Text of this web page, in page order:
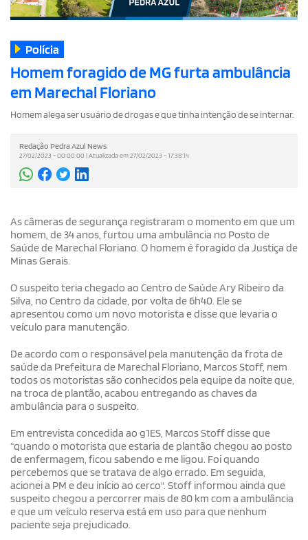
Polícia
Homem foragido de MG furta ambulância
em Marechal Floriano
Homem alega ser usuário de drogas e que tinha intenção de se internar.
Redação Pedra Azul News
27/02/2023 - 00:00:00 | Atualizada em 27/02/2023 - 17:38:14
As câmeras de segurança registraram o momento em que um
homem, de 34 anos, furtou uma ambulância no Posto de
Saúde de Marechal Floriano. O homem é foragido da Justiça de
Minas Gerais.
O suspeito teria chegado ao Centro de Saúde Ary Ribeiro da
Silva, no Centro da cidade, por volta de 6h40. Ele se
apresentou como um novo motorista e disse que levaria o
veículo para manutenção.
De acordo com o responsável pela manutenção da frota de
saúde da Prefeitura de Marechal Floriano, Marcos Stoff, nem
todos os motoristas são conhecidos pela equipe da noite que,
na troca de plantão, acabou entregando as chaves da
ambulância para o suspeito.
Em entrevista concedida ao g1ES, Marcos Stoff disse que
“quando o motorista que estaria de plantão chegou ao posto
de enfermagem, ficou sabendo e me ligou. Foi quando
percebemos que se tratava de algo errado. Em seguida,
acionei a PM e deu início ao cerco". Stoff informou ainda que
suspeito chegou a percorrer mais de 80 km com a ambulância
e que um veículo reserva está em uso para que nenhum
paciente seja prejudicado.